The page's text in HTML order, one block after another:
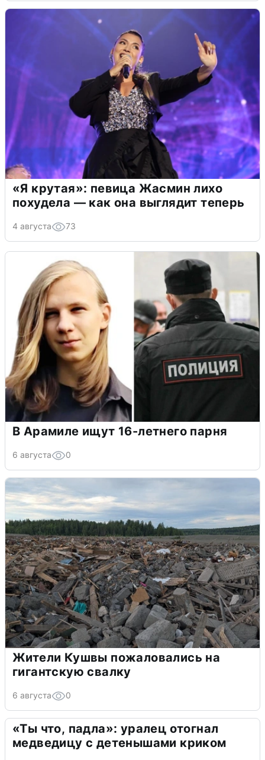
«Я крутая»: певица Жасмин лихо
похудела — как она выглядит теперь
4 августа 73
В Арамиле ищут 16-летнего парня
6 августа 0
Жители Кушвы пожаловались на
гигантскую свалку
6 августа 0
«Ты что, падла»: уралец отогнал
медведицу с детенышами криком